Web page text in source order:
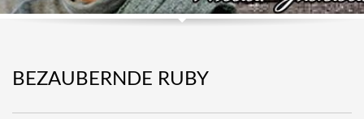
BEZAUBERNDE RUBY